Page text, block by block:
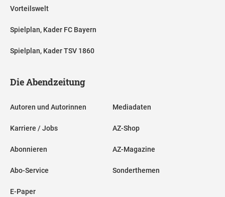
Vorteilswelt
Spielplan, Kader FC Bayern
Spielplan, Kader TSV 1860
Die Abendzeitung
Autoren und Autorinnen
Karriere / Jobs
Abonnieren
Abo-Service
E-Paper
Mediadaten
AZ-Shop
AZ-Magazine
Sonderthemen